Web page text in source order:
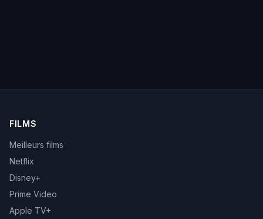
FILMS
Meilleurs films
Netflix
Disney+
Prime Video
Apple TV+